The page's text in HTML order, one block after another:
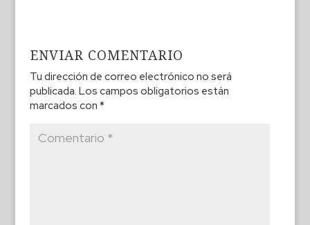
ENVIAR COMENTARIO
Tu dirección de correo electrónico no será
publicada. Los campos obligatorios están
marcados con *